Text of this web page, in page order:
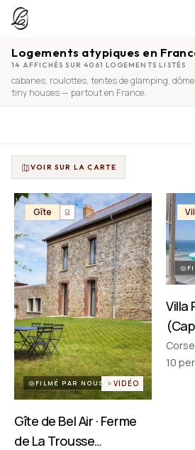
JE CHERCHE
TROUVER UN LIEU
Séjours, tournages, événements — l’annuaire
PROPOSER MON LIEU
Annuaire + reportage photo-vidéo, 0 %
Déjà référencé ?Espace pro
Offre conciergeries
Offre agences immobilières
EXPLORER
JOURNAL
Lieux, idées et art de vivre
OUTILS GRATUITS
Simulateurs & scrapers — aucun compte
PARTENAIRES
Réseau choisi un par un
UNE QUESTION ?
Logements atypiques en
14 AFFICHÉS SUR 4061 LOGEMENTS LISTÉS
cabanes, roulottes, tentes de glamping,
tiny houses— partout en France.
VOIR SUR LA CARTE
Gîte
FILMÉ PAR NOUS VIDÉO
Gîte de Bel Air · Ferme
de La Trousse
Villa
10